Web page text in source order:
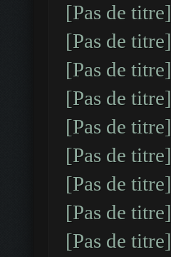
[Pas de titre]
[Pas de titre]
[Pas de titre]
[Pas de titre]
[Pas de titre]
[Pas de titre]
[Pas de titre]
[Pas de titre]
[Pas de titre]